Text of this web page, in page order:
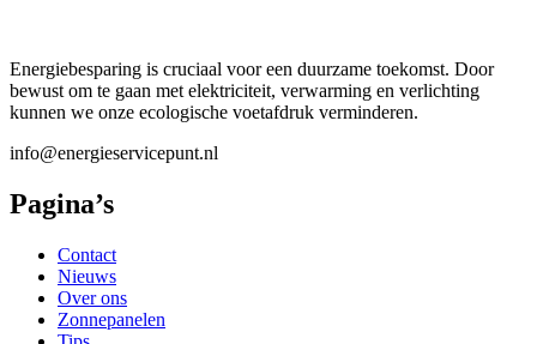
Energiebesparing is cruciaal voor een duurzame toekomst. Door
bewust om te gaan met elektriciteit, verwarming en verlichting
kunnen we onze ecologische voetafdruk verminderen.
info@energieservicepunt.nl
Pagina’s
Contact
Nieuws
Over ons
Zonnepanelen